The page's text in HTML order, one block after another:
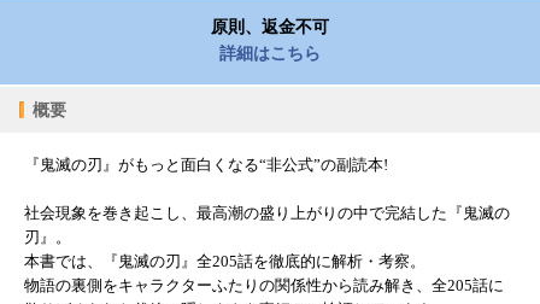
原則、返金不可
詳細はこちら
概要
『鬼滅の刃』がもっと面白くなる“非公式”の副読本!
社会現象を巻き起こし、最高潮の盛り上がりの中で完結した『鬼滅の
刃』。
本書では、『鬼滅の刃』全205話を徹底的に解析・考察。
物語の裏側をキャラクターふたりの関係性から読み解き、全205話に